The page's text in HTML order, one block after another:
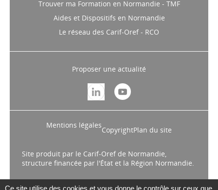
Aides et Dispositifs en Normandie
Le réseau des Carif-Oref - RCO
structure financée par l'État et la Région Normandie.
Ce site utilise des cookies et vous donne le contrôle sur ceux que